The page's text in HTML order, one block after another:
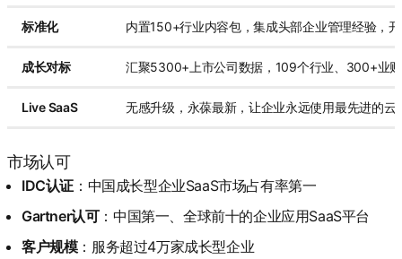
标准化 内置150+行业内容包，集成头部企业管理经验，
成长对标 汇聚5300+上市公司数据，109个行业、300+业
Live SaaS 无感升级，永葆最新，让企业永远使用最先进的云
市场认可
IDC认证 ：中国成长型企业SaaS市场占有率第一
Gartner认可：中国第一、全球前十的企业应用SaaS平台
客户规模：服务超过4万家成长型企业